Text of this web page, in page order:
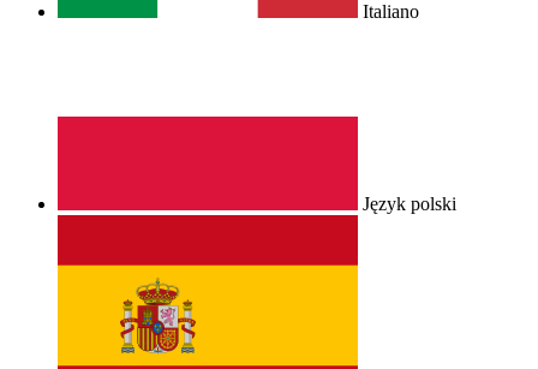
Italiano
Język polski